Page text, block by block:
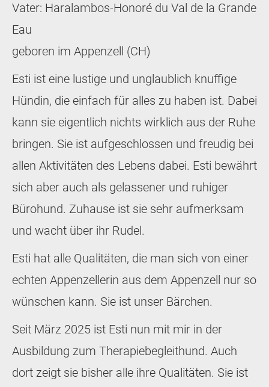
Vater: Haralambos-Honoré du Val de la Grande
Eau
geboren im Appenzell (CH)
Esti ist eine lustige und unglaublich knuffige
Hündin, die einfach für alles zu haben ist. Dabei
kann sie eigentlich nichts wirklich aus der Ruhe
bringen. Sie ist aufgeschlossen und freudig bei
allen Aktivitäten des Lebens dabei. Esti bewährt
sich aber auch als gelassener und ruhiger
Bürohund. Zuhause ist sie sehr aufmerksam
und wacht über ihr Rudel.
Esti hat alle Qualitäten, die man sich von einer
echten Appenzellerin aus dem Appenzell nur so
wünschen kann. Sie ist unser Bärchen.
Seit März 2025 ist Esti nun mit mir in der
Ausbildung zum Therapiebegleithund. Auch
dort zeigt sie bisher alle ihre Qualitäten. Sie ist